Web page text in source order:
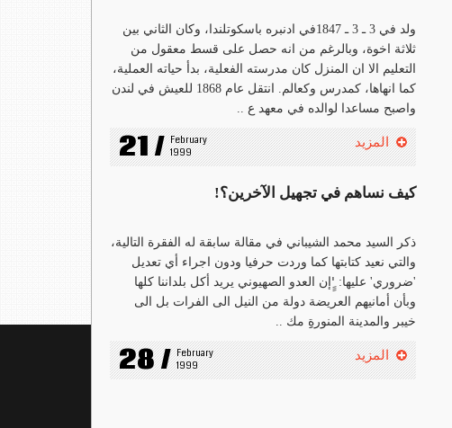
ولد في 3 ـ 3 ـ 1847في ادنبره باسكوتلندا، وكان الثاني بين
ثلاثة اخوة، وبالرغم من انه حصل على قسط معقول من
التعليم الا ان المنزل كان مدرسته الفعلية، بدأ حياته العملية،
كما انهاها، كمدرس وكعالم. انتقل عام 1868 للعيش في لندن
واصبح مساعدا لوالده في معهد ع ..
21 / February
1999
المزيد
كيف نساهم في تجهيل الآخرين؟!
ذكر السيد محمد الشيباني في مقالة سابقة له الفقرة التالية،
والتي نعيد كتابتها كما وردت حرفيا ودون اجراء أي تعديل
'ضروري' عليها: 'ِِِإن العدو الصهيوني يريد أكل بلداننا كلها
وبأن أمانيهم العريضة دولة من النيل الى الفرات بل الى
خيبر والمدينة المنورةِِ مك ..
28 / February
1999
المزيد